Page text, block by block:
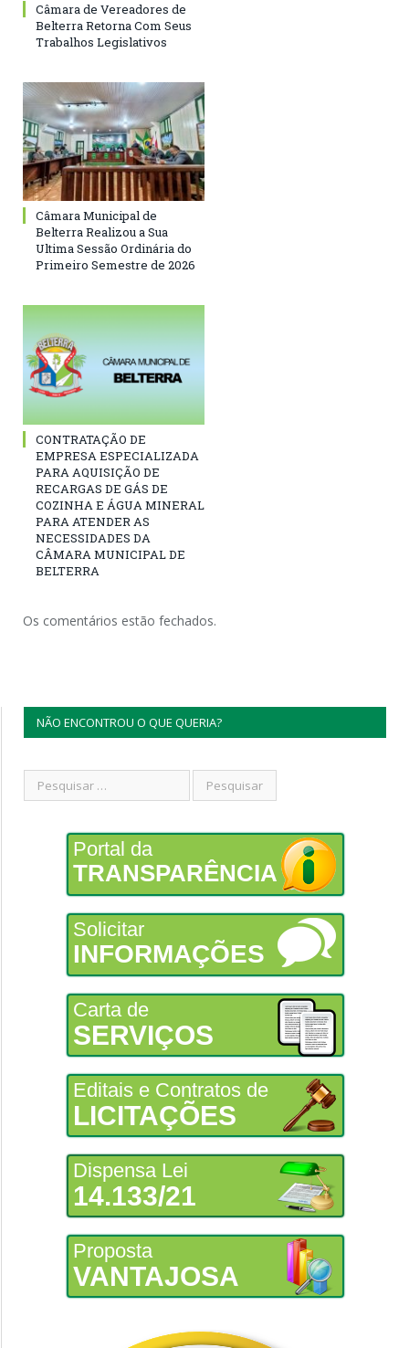
Câmara de Vereadores de
Belterra Retorna Com Seus
Trabalhos Legislativos
Câmara Municipal de
Belterra Realizou a Sua
Ultima Sessão Ordinária do
Primeiro Semestre de 2026
CONTRATAÇÃO DE
EMPRESA ESPECIALIZADA
PARA AQUISIÇÃO DE
RECARGAS DE GÁS DE
COZINHA E ÁGUA MINERAL
PARA ATENDER AS
NECESSIDADES DA
CÂMARA MUNICIPAL DE
BELTERRA
Os comentários estão fechados.
NÃO ENCONTROU O QUE QUERIA?
Portal da
TRANSPARÊNCIA
Solicitar
INFORMAÇÕES
Carta de
SERVIÇOS
Editais e Contratos de
LICITAÇÕES
Dispensa Lei
14.133/21
Proposta
VANTAJOSA